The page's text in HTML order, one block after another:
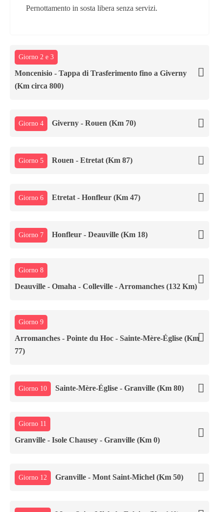
Pernottamento in sosta libera senza servizi.
Giorno 2 e 3
Moncenisio - Tappa di Trasferimento fino a Giverny
(Km circa 800)
Giorno 4 Giverny - Rouen (Km 70)
Giorno 5 Rouen - Etretat (Km 87)
Giorno 6 Etretat - Honfleur (Km 47)
Giorno 7 Honfleur - Deauville (Km 18)
Giorno 8
Deauville - Omaha - Colleville - Arromanches (132 Km)
Giorno 9
Arromanches - Pointe du Hoc - Sainte-Mère-Église (Km
77)
Giorno 10 Sainte-Mère-Église - Granville (Km 80)
Giorno 11
Granville - Isole Chausey - Granville (Km 0)
Giorno 12 Granville - Mont Saint-Michel (Km 50)